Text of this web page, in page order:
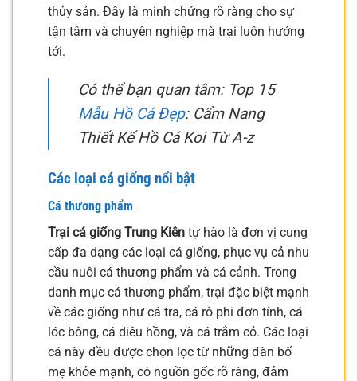
thủy sản. Đây là minh chứng rõ ràng cho sự
tận tâm và chuyên nghiệp mà trại luôn hướng
tới.
Có thể bạn quan tâm: Top 15
Mẫu Hồ Cá Đẹp: Cẩm Nang
Thiết Kế Hồ Cá Koi Từ A-z
Các loại cá giống nổi bật
Cá thương phẩm
Trại cá giống Trung Kiên tự hào là đơn vị cung
cấp đa dạng các loại cá giống, phục vụ cả nhu
cầu nuôi cá thương phẩm và cá cảnh. Trong
danh mục cá thương phẩm, trại đặc biệt mạnh
về các giống như cá tra, cá rô phi đơn tính, cá
lóc bông, cá diêu hồng, và cá trắm cỏ. Các loại
cá này đều được chọn lọc từ những đàn bố
mẹ khỏe mạnh, có nguồn gốc rõ ràng, đảm